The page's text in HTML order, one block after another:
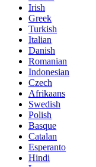
Irish
Greek
Turkish
Italian
Danish
Romanian
Indonesian
Czech
Afrikaans
Swedish
Polish
Basque
Catalan
Esperanto
Hindi